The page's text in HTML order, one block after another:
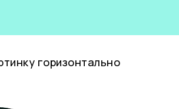
горизонтально